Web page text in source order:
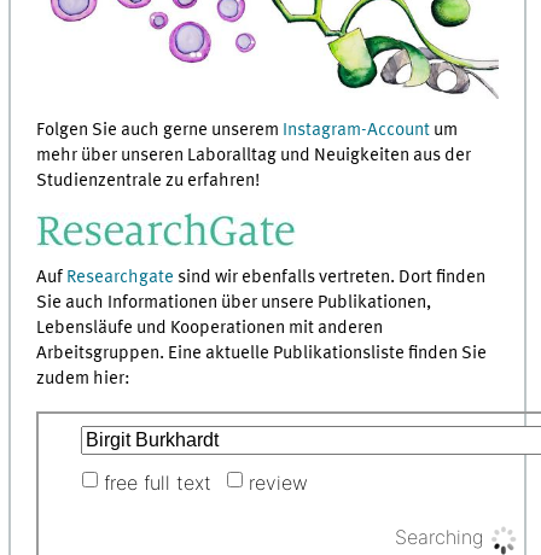
Folgen Sie auch gerne unserem Instagram-Account um
mehr über unseren Laboralltag und Neuigkeiten aus der
Studienzentrale zu erfahren!
Auf Researchgate sind wir ebenfalls vertreten. Dort finden
Sie auch Informationen über unsere Publikationen,
Lebensläufe und Kooperationen mit anderen
Arbeitsgruppen. Eine aktuelle Publikationsliste finden Sie
zudem hier: